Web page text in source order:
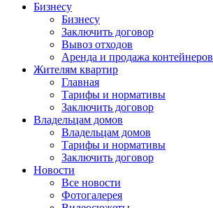
Бизнесу
Бизнесу
Заключить договор
Вывоз отходов
Аренда и продажа контейнеров
Жителям квартир
Главная
Тарифы и нормативы
Заключить договор
Владельцам домов
Владельцам домов
Тарифы и нормативы
Заключить договор
Новости
Все новости
Фотогалерея